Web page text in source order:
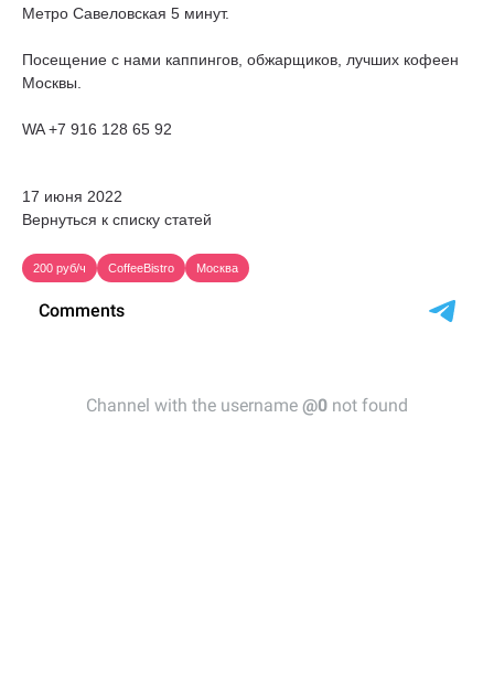
Метро Савеловская 5 минут.
Посещение с нами каппингов, обжарщиков, лучших кофеен
Москвы.
WA +7 916 128 65 92
17 июня 2022
Вернуться к списку статей
200 руб/ч CoffeeBistro Москва